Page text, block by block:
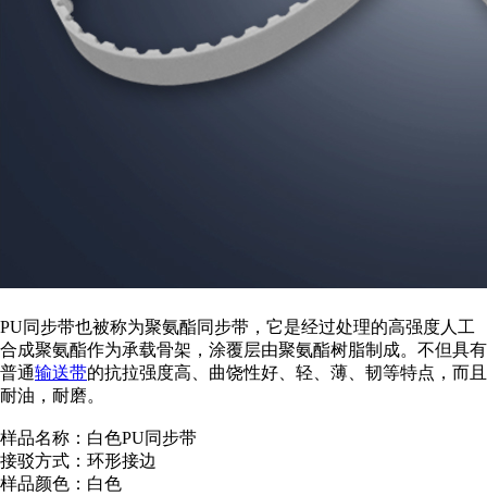
PU同步带也被称为聚氨酯同步带，它是经过处理的高强度人工
合成聚氨酯作为承载骨架，涂覆层由聚氨酯树脂制成。不但具有
普通输送带的抗拉强度高、曲饶性好、轻、薄、韧等特点，而且
耐油，耐磨。
样品名称：白色PU同步带
接驳方式：环形接边
样品颜色：白色